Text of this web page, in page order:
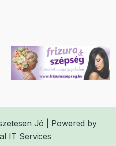
Jó | Powered by
IT Services